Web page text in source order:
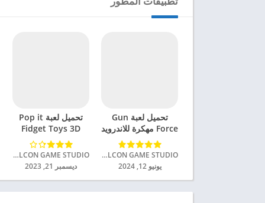
تحميل لعبة Gun
Force مهكرة للاندرويد
2024
FALCON GAME STUDIO‏
يونيو 12, 2024
تحميل لعبة Pop it
Fidget Toys 3D
Games مهكرة
للاندرويد 2024
FALCON GAME STUDIO‏
ديسمبر 21, 2023